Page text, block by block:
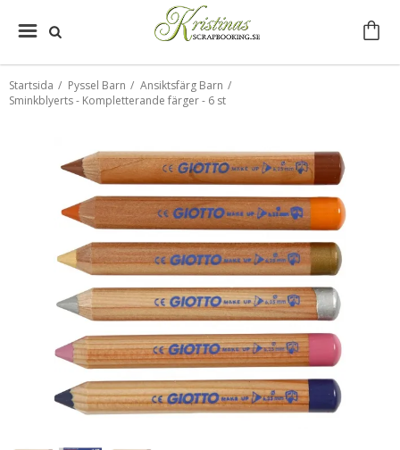
Startsida / Pyssel Barn / Ansiktsfärg Barn /
Sminkblyerts - Kompletterande färger - 6 st